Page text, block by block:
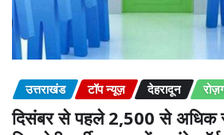
उत्तराखंड टॉप न्यूज़ देहरादून
दिसंबर से पहले 2,500 से अधिक